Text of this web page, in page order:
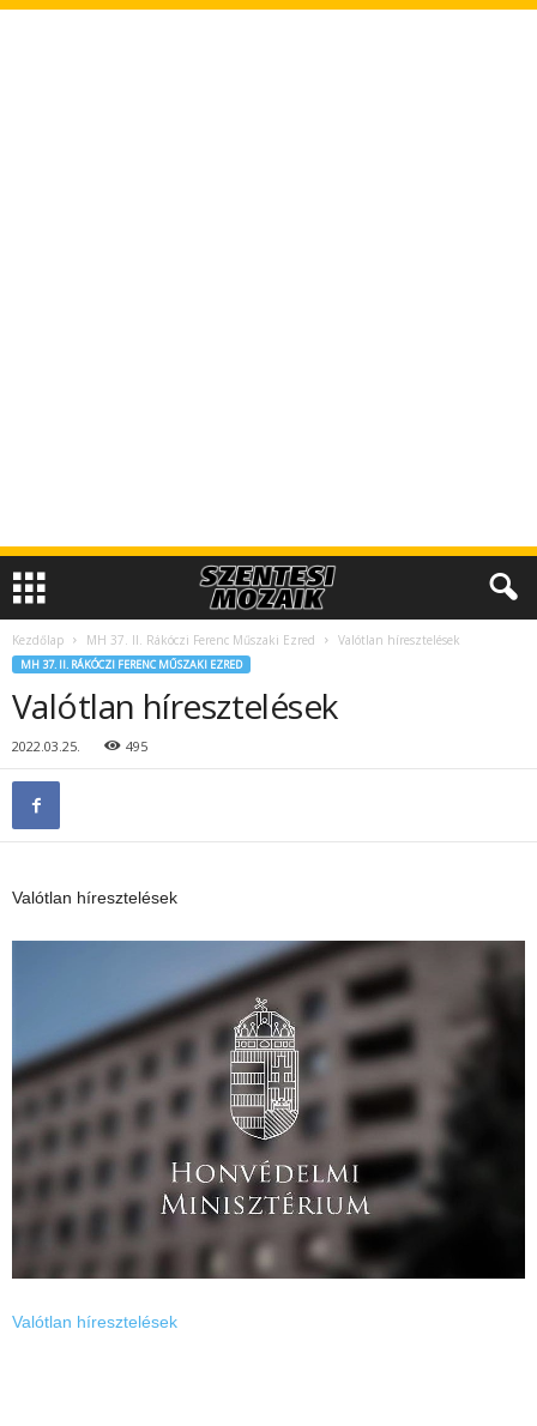
Kezdőlap MH 37. II. Rákóczi Ferenc Műszaki Ezred Valótlan híresztelések
MH 37. II. RÁKÓCZI FERENC MŰSZAKI EZRED
Valótlan híresztelések
2022.03.25. 495
Valótlan híresztelések
Valótlan híresztelések